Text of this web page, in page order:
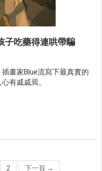
子吃藥得連哄帶騙
畫家Blue流寫下最真實的
有戚戚焉。
2 下一頁 →